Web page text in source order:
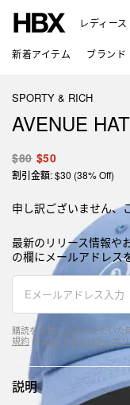
レディース
新着アイテム ブランド
SPORTY & RICH
AVENUE HAT
$80 $50
割引金額: $30 (38% Off)
申し訳ございません、
最新のリリース情報や
の欄にメールアドレス
購読をお申し込みいただいた
規約および プライバシーポ
説明